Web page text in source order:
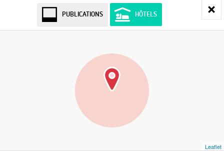
PUBLICATIONS HÔTELS
Leaflet